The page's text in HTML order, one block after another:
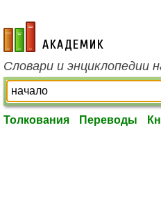
academic.ru
Словари и энциклопедии
Толкования Переводы